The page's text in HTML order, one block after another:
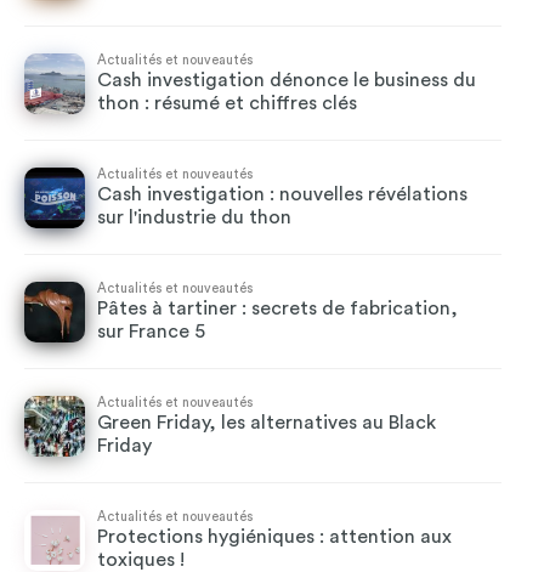
Actualités et nouveautés
Cash investigation dénonce le business du
thon : résumé et chiffres clés
Actualités et nouveautés
Cash investigation : nouvelles révélations
sur l'industrie du thon
Actualités et nouveautés
Pâtes à tartiner : secrets de fabrication,
sur France 5
Actualités et nouveautés
Green Friday, les alternatives au Black
Friday
Actualités et nouveautés
Protections hygiéniques : attention aux
toxiques !